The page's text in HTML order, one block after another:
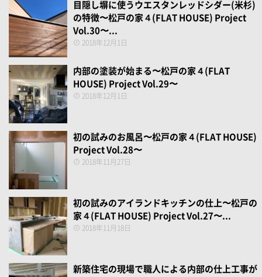
目隠し塀に使うウエスタンレッドシダー(米杉)
の特徴〜松戸の家４(FLAT HOUSE) Project
Vol.30〜...
2018年12月1日
内部の塗装が始まる〜松戸の家４(FLAT
HOUSE) Project Vol.29〜
2018年12月1日
初の試みのお風呂〜松戸の家４(FLAT HOUSE)
Project Vol.28〜
2018年11月27日
初の試みのアイランドキッチンの仕上〜松戸の
家４(FLAT HOUSE) Project Vol.27〜...
2018年11月18日
新築住宅の現場で職人による内部の仕上工事が